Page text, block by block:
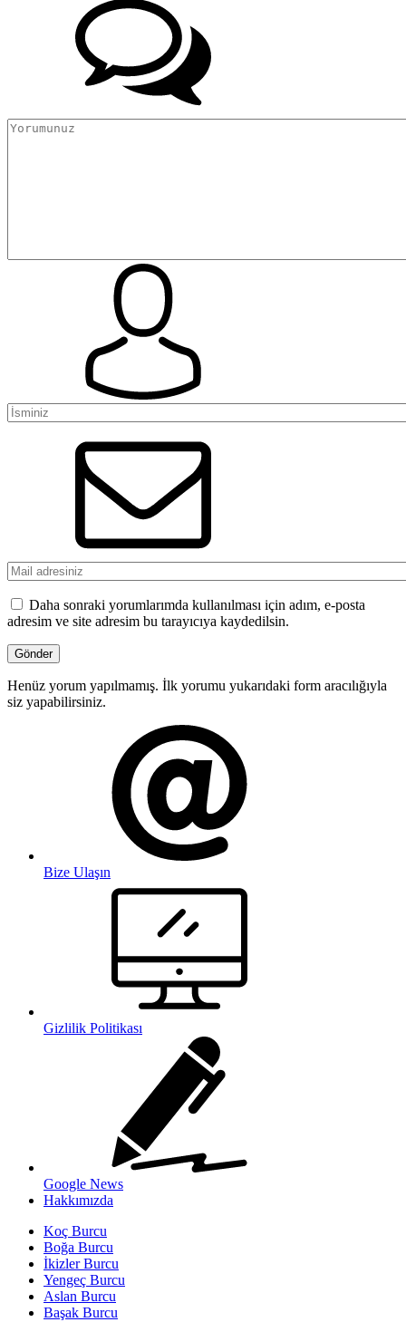
Daha sonraki yorumlarımda kullanılması için adım, e-posta
adresim ve site adresim bu tarayıcıya kaydedilsin.
Henüz yorum yapılmamış. İlk yorumu yukarıdaki form aracılığıyla
siz yapabilirsiniz.
Bize Ulaşın
Gizlilik Politikası
Google News
Hakkımızda
Koç Burcu
Boğa Burcu
İkizler Burcu
Yengeç Burcu
Aslan Burcu
Başak Burcu